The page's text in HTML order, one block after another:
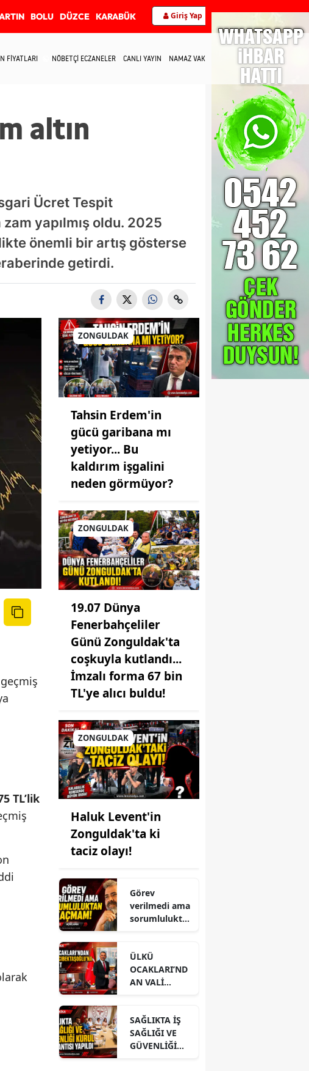
BOLU DÜZCE KARABÜK Giriş Yap
FİYATLARI NÖBETÇİ ECZANELER CANLI YAYIN NAMAZ VAKİTLERİ İLETİŞİM
altın
Ücret Tespit
yapılmış oldu. 2025
önemli bir artış gösterse
getirdi.
TL’lik
ZONGULDAK
Tahsin Erdem'in
gücü garibana mı
yetiyor... Bu
kaldırım işgalini
neden görmüyor?
ZONGULDAK
19.07 Dünya
Fenerbahçeliler
Günü Zonguldak'ta
coşkuyla kutlandı...
İmzalı forma 67 bin
TL'ye alıcı buldu!
ZONGULDAK
Haluk Levent'in
Zonguldak'ta ki
taciz olayı!
Görev
verilmedi ama
sorumlulukta
ÜLKÜ
OCAKLARI’ND
AN VALİ
ZİYARET
SAĞLIKTA İŞ
SAĞLIĞI VE
GÜVENLİĞİ